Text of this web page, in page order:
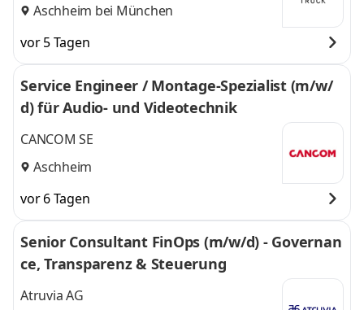
Aschheim bei München
vor 5 Tagen
Service Engineer / Montage-Spezialist (m/w/
d) für Audio- und Videotechnik
CANCOM SE
Aschheim
vor 6 Tagen
Senior Consultant FinOps (m/w/d) - Governan
ce, Transparenz & Steuerung
Atruvia AG